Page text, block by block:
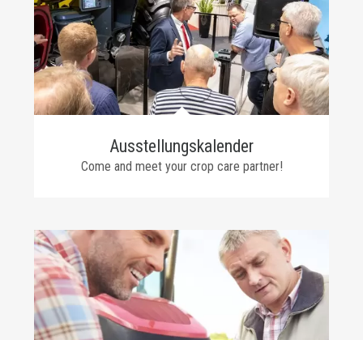
​​Ausstellungskalender
Come and meet your crop care partner!